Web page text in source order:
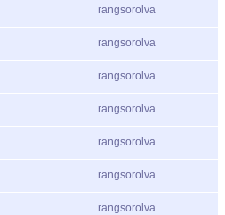
rangsorolva
rangsorolva
rangsorolva
rangsorolva
rangsorolva
rangsorolva
rangsorolva